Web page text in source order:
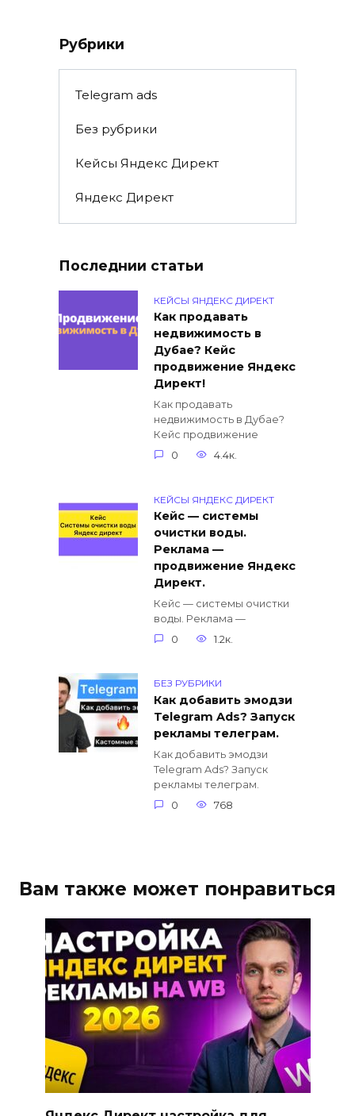
Рубрики
Telegram ads
Без рубрики
Кейсы Яндекс Директ
Яндекс Директ
Последнии статьи
КЕЙСЫ ЯНДЕКС ДИРЕКТ
Как продавать
недвижимость в
Дубае? Кейс
продвижение Яндекс
Директ!
Как продавать
недвижимость в Дубае?
Кейс продвижение
0
4.4к.
КЕЙСЫ ЯНДЕКС ДИРЕКТ
Кейс — системы
очистки воды.
Реклама —
продвижение Яндекс
Директ.
Кейс — системы очистки
воды. Реклама —
0
1.2к.
БЕЗ РУБРИКИ
Как добавить эмодзи
Telegram Ads? Запуск
рекламы телеграм.
Как добавить эмодзи
Telegram Ads? Запуск
рекламы телеграм.
0
768
Вам также может понравиться